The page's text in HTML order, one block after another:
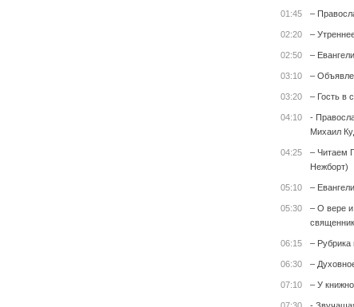
01:45 –
02:20 –
02:50 –
03:10 –
03:20 – Гость в
04:10
-
Михаил
04:25
– Читаем
Нежборт)
05:10 –
05:30
– О вере
06:15 – Рубрика
06:30 –
07:10 – У